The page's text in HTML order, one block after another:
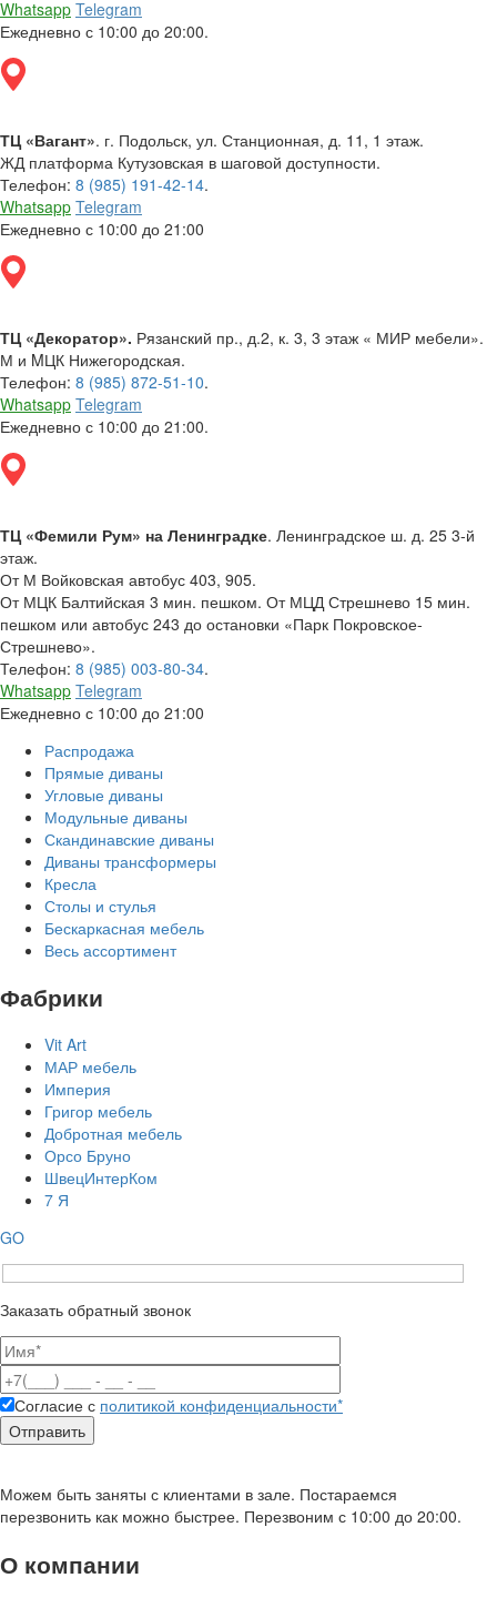
Whatsapp Telegram
Ежедневно с 10:00 до 20:00.
ТЦ «Вагант». г. Подольск, ул. Станционная, д. 11, 1 этаж.
ЖД платформа Кутузовская в шаговой доступности.
Телефон: 8 (985) 191-42-14.
Whatsapp Telegram
Ежедневно с 10:00 до 21:00
ТЦ «Декоратор». Рязанский пр., д.2, к. 3, 3 этаж « МИР мебели».
М и MЦК Нижегородская.
Телефон: 8 (985) 872-51-10.
Whatsapp Telegram
Ежедневно с 10:00 до 21:00.
ТЦ «Фемили Рум» на Ленинградке. Ленинградское ш. д. 25 3-й
этаж.
От М Войковская автобус 403, 905.
От МЦК Балтийская 3 мин. пешком. От МЦД Стрешнево 15 мин.
пешком или автобус 243 до остановки «Парк Покровское-
Стрешнево».
Телефон: 8 (985) 003-80-34.
Whatsapp Telegram
Ежедневно с 10:00 до 21:00
Распродажа
Прямые диваны
Угловые диваны
Модульные диваны
Скандинавские диваны
Диваны трансформеры
Кресла
Столы и стулья
Бескаркасная мебель
Весь ассортимент
Фабрики
Vit Art
МАР мебель
Империя
Григор мебель
Добротная мебель
Орсо Бруно
ШвецИнтерКом
7 Я
GO
Заказать обратный звонок
Согласие с политикой конфиденциальности*
Можем быть заняты с клиентами в зале. Постараемся
перезвонить как можно быстрее. Перезвоним с 10:00 до 20:00.
О компании